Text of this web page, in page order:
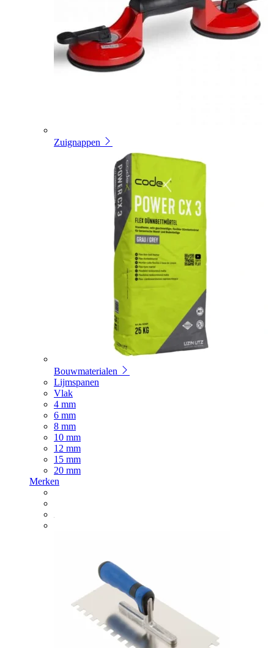
Zuignappen
Bouwmaterialen
Lijmspanen
Vlak
4 mm
6 mm
8 mm
10 mm
12 mm
15 mm
20 mm
Merken